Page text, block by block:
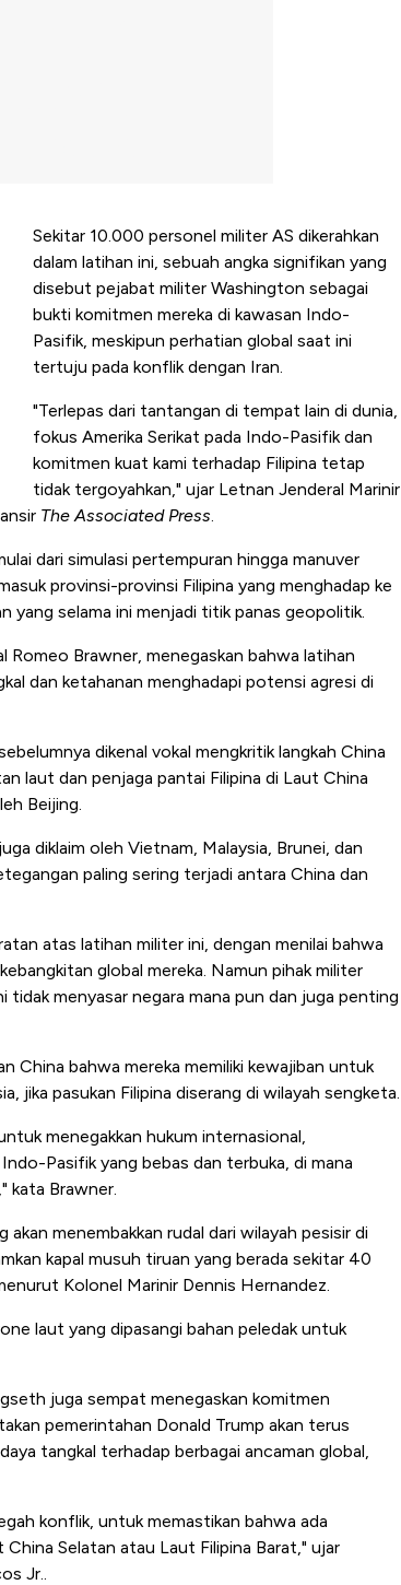
Sekitar 10.000 personel militer AS dikerahkan
dalam latihan ini, sebuah angka signifikan yang
disebut pejabat militer Washington sebagai
bukti komitmen mereka di kawasan Indo-
Pasifik, meskipun perhatian global saat ini
tertuju pada konflik dengan Iran.
"Terlepas dari tantangan di tempat lain di dunia,
fokus Amerika Serikat pada Indo-Pasifik dan
komitmen kuat kami terhadap Filipina tetap
tidak tergoyahkan," ujar Letnan Jenderal Marinir
The Associated Press.
dari simulasi pertempuran hingga manuver
provinsi-provinsi Filipina yang menghadap ke
yang selama ini menjadi titik panas geopolitik.
Romeo Brawner, menegaskan bahwa latihan
dan ketahanan menghadapi potensi agresi di
dikenal vokal mengkritik langkah China
laut dan penjaga pantai Filipina di Laut China
Beijing.
diklaim oleh Vietnam, Malaysia, Brunei, dan
paling sering terjadi antara China dan
atas latihan militer ini, dengan menilai bahwa
global mereka. Namun pihak militer
tidak menyasar negara mana pun dan juga penting
China bahwa mereka memiliki kewajiban untuk
jika pasukan Filipina diserang di wilayah sengketa.
menegakkan hukum internasional,
Pasifik yang bebas dan terbuka, di mana
kata Brawner.
menembakkan rudal dari wilayah pesisir di
kapal musuh tiruan yang berada sekitar 40
Kolonel Marinir Dennis Hernandez.
laut yang dipasangi bahan peledak untuk
juga sempat menegaskan komitmen
pemerintahan Donald Trump akan terus
tangkal terhadap berbagai ancaman global,
konflik, untuk memastikan bahwa ada
Selatan atau Laut Filipina Barat," ujar
Jr..
ACDaftar Sungai Terpanjang di Dunia,
Sampai Ribuan Kilometer